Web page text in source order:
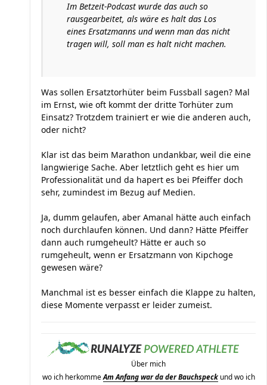
Im Betzeit-Podcast wurde das auch so
rausgearbeitet, als wäre es halt das Los
eines Ersatzmanns und wenn man das nicht
tragen will, soll man es halt nicht machen.
Was sollen Ersatztorhüter beim Fussball sagen? Mal
im Ernst, wie oft kommt der dritte Torhüter zum
Einsatz? Trotzdem trainiert er wie die anderen auch,
oder nicht?
Klar ist das beim Marathon undankbar, weil die eine
langwierige Sache. Aber letztlich geht es hier um
Professionalität und da hapert es bei Pfeiffer doch
sehr, zumindest im Bezug auf Medien.
Ja, dumm gelaufen, aber Amanal hätte auch einfach
noch durchlaufen können. Und dann? Hätte Pfeiffer
dann auch rumgeheult? Hätte er auch so
rumgeheult, wenn er Ersatzmann von Kipchoge
gewesen wäre?
Manchmal ist es besser einfach die Klappe zu halten,
diese Momente verpasst er leider zumeist.
Über mich
wo ich herkomme Am Anfang war da der Bauchspeckund wo ich